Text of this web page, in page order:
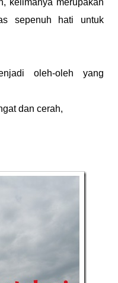
kelimanya merupakan
sepenuh hati untuk
oleh-oleh yang
dan cerah,